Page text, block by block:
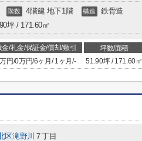
階数 4階建 地下1階 構造 鉄骨造
坪 / 171.60㎡
金/礼金/保証金/償却/敷引 坪数/面積
円/0万円/6ヶ月 /1ヶ月/- 51.90坪 / 171.60㎡
区滝野川 ７丁目